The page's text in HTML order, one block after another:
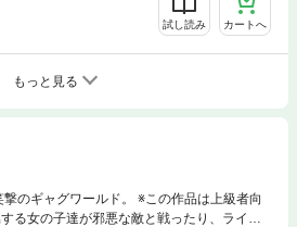
試し読み カートへ
もっと見る
のギャグワールド。 ※この作品は上級者向
る女の子達が邪悪な敵と戦ったり、ライバ